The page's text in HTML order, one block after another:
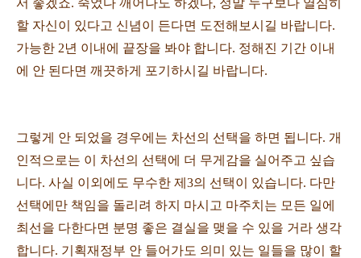
서 좋겠죠. 죽었다 깨어나도 하겠다, 정말 누구보다 열심히
할 자신이 있다고 신념이 든다면 도전해보시길 바랍니다.
가능한 2년 이내에 끝장을 봐야 합니다. 정해진 기간 이내
에 안 된다면 깨끗하게 포기하시길 바랍니다.
그렇게 안 되었을 경우에는 차선의 선택을 하면 됩니다. 개
인적으로는 이 차선의 선택에 더 무게감을 실어주고 싶습
니다. 사실 이외에도 무수한 제3의 선택이 있습니다. 다만
선택에만 책임을 돌리려 하지 마시고 마주치는 모든 일에
최선을 다한다면 분명 좋은 결실을 맺을 수 있을 거라 생각
합니다. 기획재정부 안 들어가도 의미 있는 일들을 많이 할